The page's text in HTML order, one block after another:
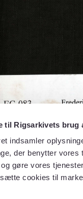
til Rigsarkivets brug
indsamler
der benytter
gøre vores
cookies til